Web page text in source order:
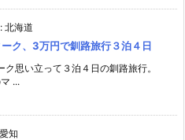
: 北海道
ク、3万円で釧路旅行３泊４日
ク思い立って３泊４日の釧路旅行。
...
愛知